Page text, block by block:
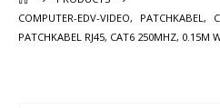
COMPUTER-EDV-VIDEO, PATCHKABEL,
PATCHKABEL RJ45, CAT6 250MHZ, 0.15M